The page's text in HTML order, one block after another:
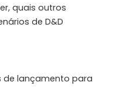
quais outros
de D&D
de lançamento para